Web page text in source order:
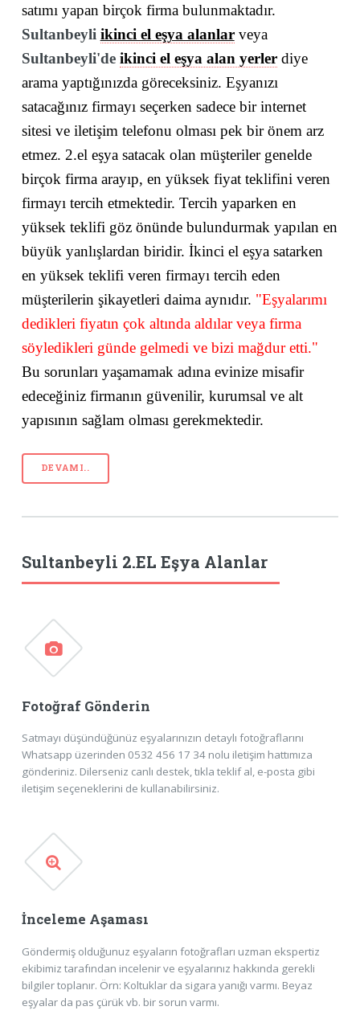
satımı yapan birçok firma bulunmaktadır.
Sultanbeyli ikinci el eşya alanlarveya
Sultanbeyli'de ikinci el eşya alan yerlerdiye
arama yaptığınızda göreceksiniz. Eşyanızı
satacağınız firmayı seçerken sadece bir internet
sitesi ve iletişim telefonu olması pek bir önem arz
etmez. 2.el eşya satacak olan müşteriler genelde
birçok firma arayıp, en yüksek fiyat teklifini veren
firmayı tercih etmektedir. Tercih yaparken en
yüksek teklifi göz önünde bulundurmak yapılan en
büyük yanlışlardan biridir. İkinci el eşya satarken
en yüksek teklifi veren firmayı tercih eden
müşterilerin şikayetleri daima aynıdır. "Eşyalarımı
dedikleri fiyatın çok altında aldılar veya firma
söyledikleri günde gelmedi ve bizi mağdur etti."
Bu sorunları yaşamamak adına evinize misafir
edeceğiniz firmanın güvenilir, kurumsal ve alt
yapısının sağlam olması gerekmektedir.
DEVAMI..
Sultanbeyli 2.EL Eşya Alanlar
Fotoğraf Gönderin
Satmayı düşündüğünüz eşyalarınızın detaylı fotoğraflarını
Whatsapp üzerinden 0532 456 17 34 nolu iletişim hattımıza
gönderiniz. Dilerseniz canlı destek, tıkla teklif al, e-posta gibi
iletişim seçeneklerini de kullanabilirsiniz.
İnceleme Aşaması
Göndermiş olduğunuz eşyaların fotoğrafları uzman ekspertiz
ekibimiz tarafından incelenir ve eşyalarınız hakkında gerekli
bilgiler toplanır. Örn: Koltuklar da sigara yanığı varmı. Beyaz
eşyalar da pas çürük vb. bir sorun varmı.